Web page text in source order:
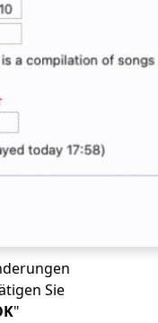
Sie
"